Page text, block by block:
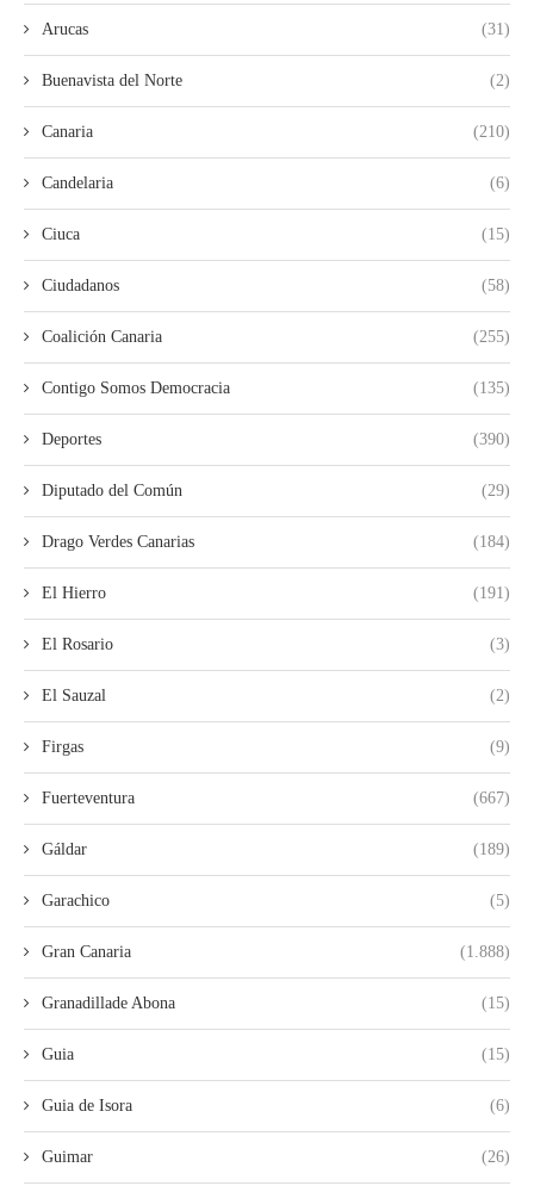
Arucas (31)
Buenavista del Norte (2)
Canaria (210)
Candelaria (6)
Ciuca (15)
Ciudadanos (58)
Coalición Canaria (255)
Contigo Somos Democracia (135)
Deportes (390)
Diputado del Común (29)
Drago Verdes Canarias (184)
El Hierro (191)
El Rosario (3)
El Sauzal (2)
Firgas (9)
Fuerteventura (667)
Gáldar (189)
Garachico (5)
Gran Canaria (1.888)
Granadillade Abona (15)
Guia (15)
Guia de Isora (6)
Guimar (26)